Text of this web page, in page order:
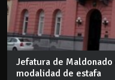
Jefatura de
modalidad de estafa